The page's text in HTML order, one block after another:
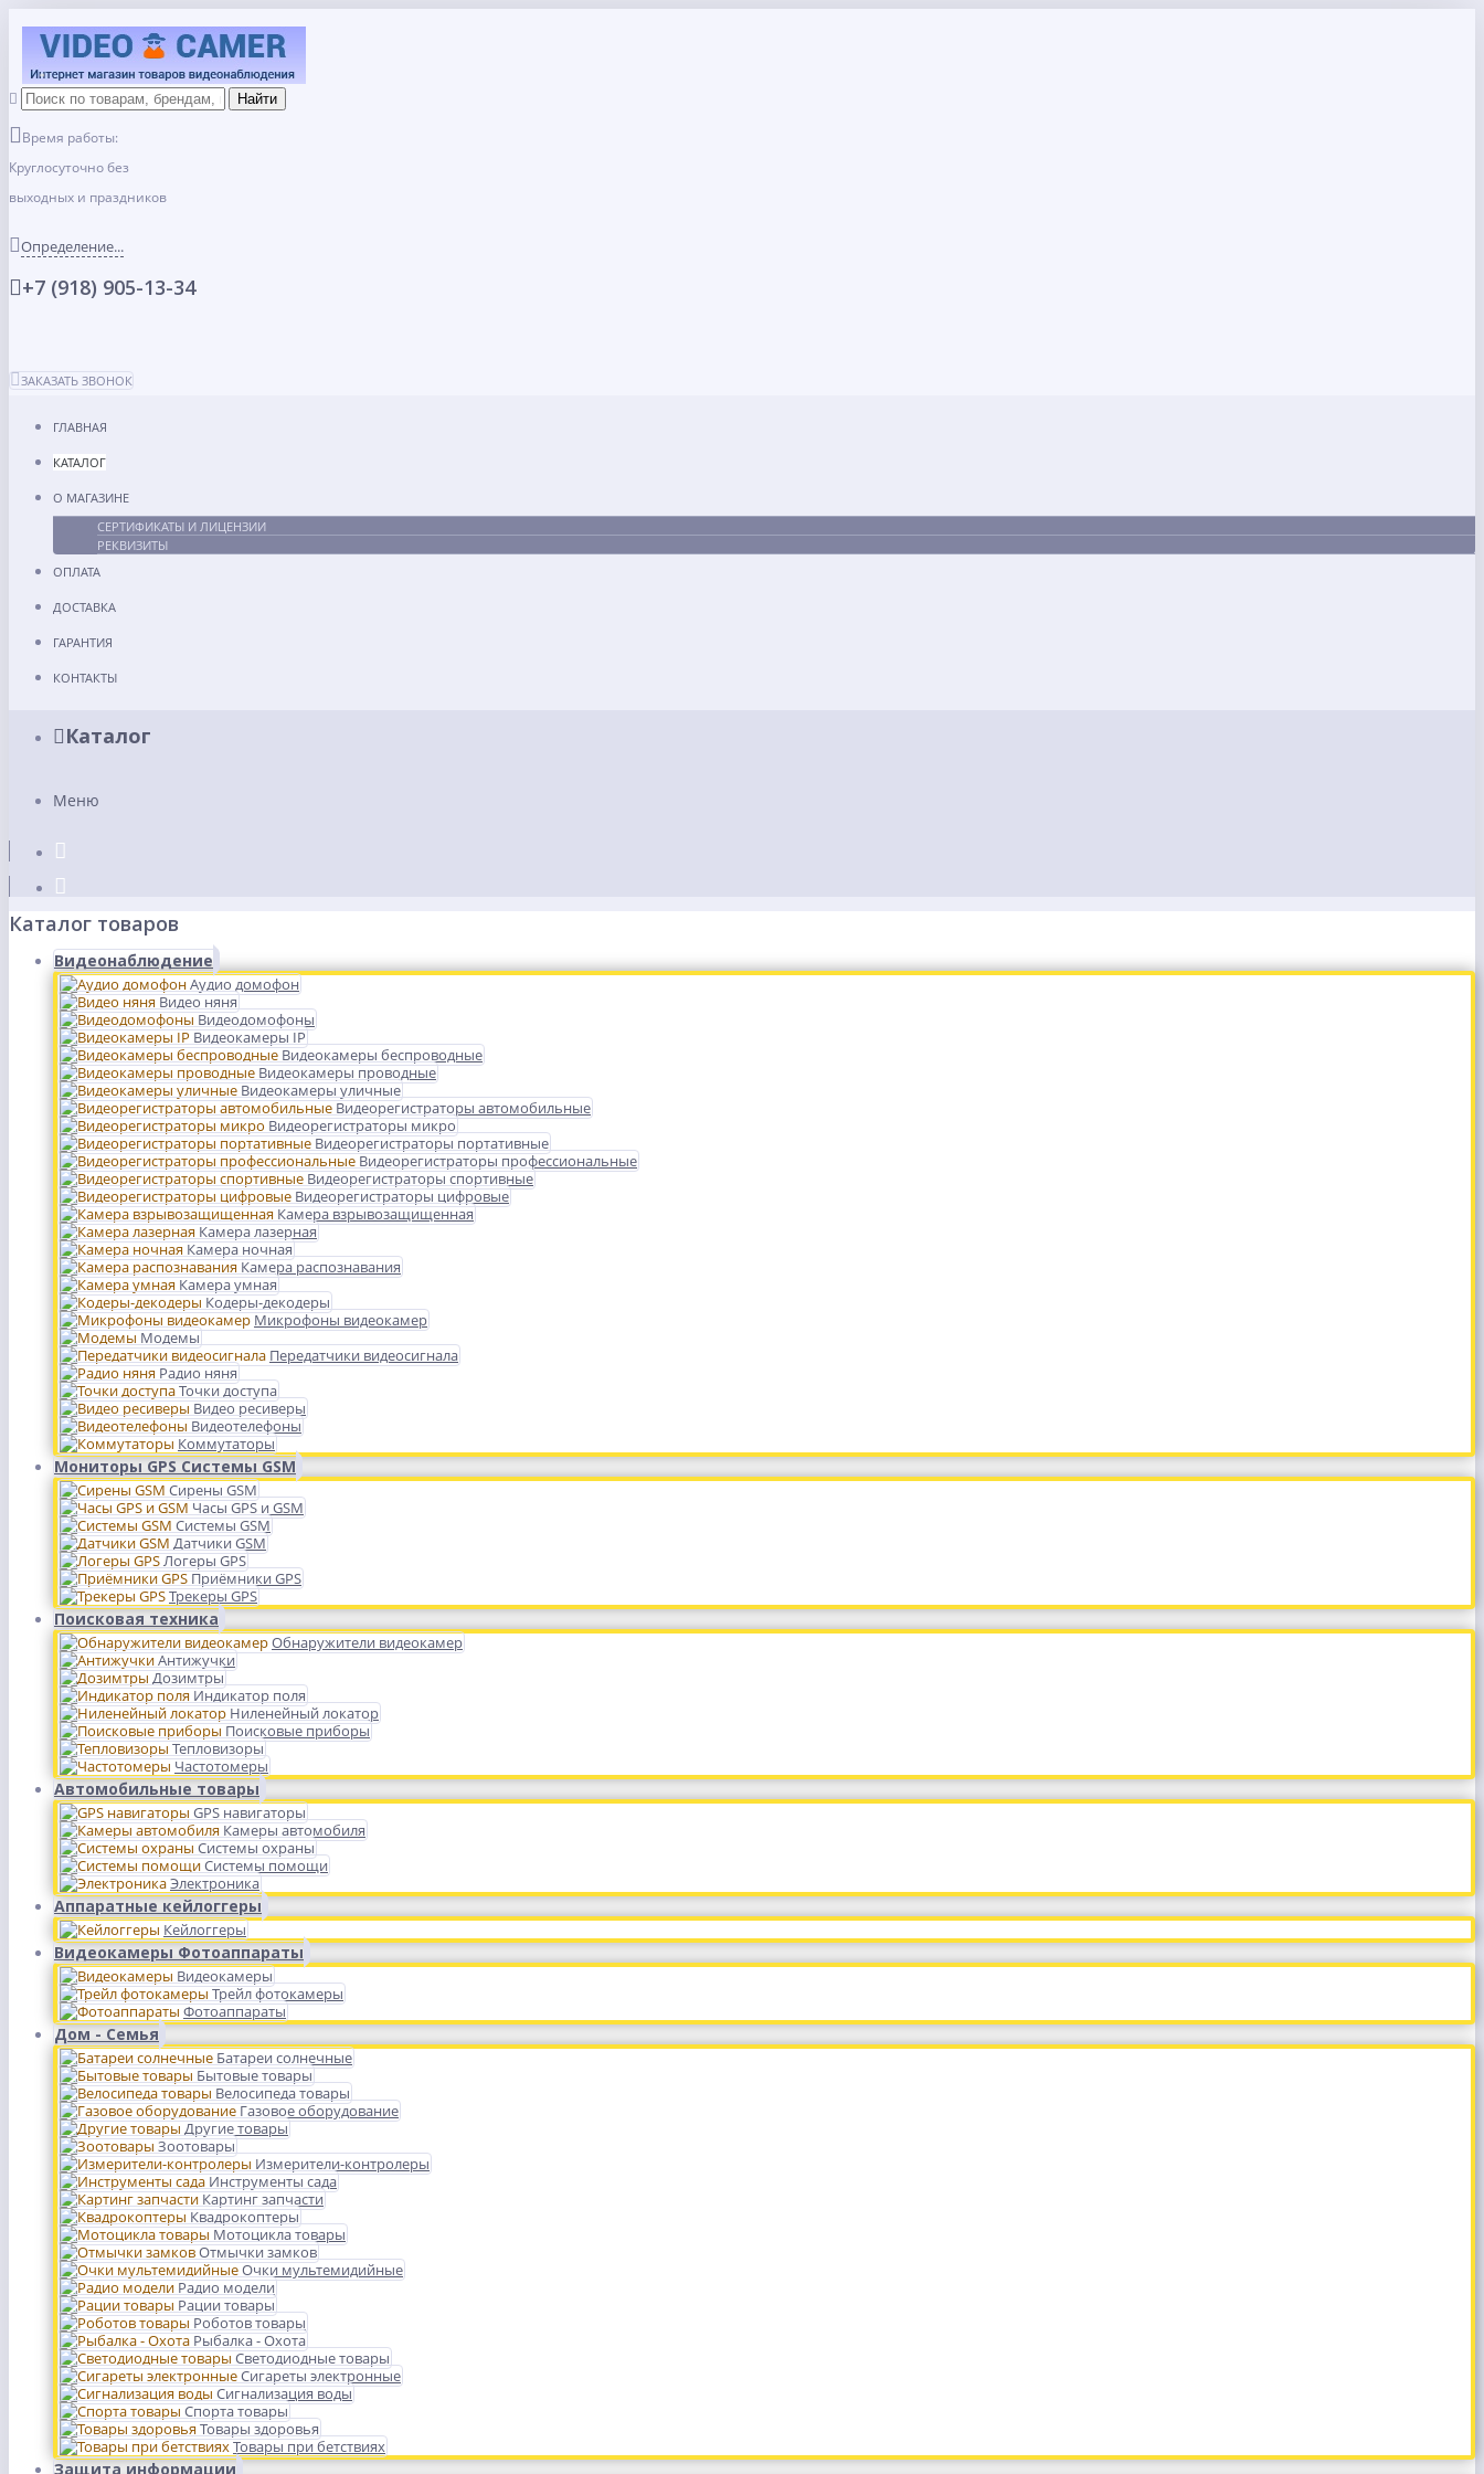
Время работы:
Круглосуточно без
выходных и праздников
Определение...
+7 (918) 905-13-34
ЗАКАЗАТЬ ЗВОНОК
ГЛАВНАЯ
КАТАЛОГ
О МАГАЗИНЕ
СЕРТИФИКАТЫ И ЛИЦЕНЗИИ
РЕКВИЗИТЫ
ОПЛАТА
ДОСТАВКА
ГАРАНТИЯ
КОНТАКТЫ
Каталог
Меню
Каталог товаров
Видеонаблюдение
Аудио домофон
Видео няня
Видеодомофоны
Видеокамеры IP
Видеокамеры беспроводные
Видеокамеры проводные
Видеокамеры уличные
Видеорегистраторы автомобильные
Видеорегистраторы микро
Видеорегистраторы портативные
Видеорегистраторы профессиональные
Видеорегистраторы спортивные
Видеорегистраторы цифровые
Камера взрывозащищенная
Камера лазерная
Камера ночная
Камера распознавания
Камера умная
Кодеры-декодеры
Микрофоны видеокамер
Модемы
Передатчики видеосигнала
Радио няня
Точки доступа
Видео ресиверы
Видеотелефоны
Коммутаторы
Мониторы GPS Системы GSM
Сирены GSM
Часы GPS и GSM
Системы GSM
Датчики GSM
Логеры GPS
Приёмники GPS
Трекеры GPS
Поисковая техника
Обнаружители видеокамер
Антижучки
Дозимтры
Индикатор поля
Ниленейный локатор
Поисковые приборы
Тепловизоры
Частотомеры
Автомобильные товары
GPS навигаторы
Камеры автомобиля
Системы охраны
Системы помощи
Электроника
Аппаратные кейлоггеры
Кейлоггеры
Видеокамеры Фотоаппараты
Видеокамеры
Трейл фотокамеры
Фотоаппараты
Дом - Семья
Батареи солнечные
Бытовые товары
Велосипеда товары
Газовое оборудование
Другие товары
Зоотовары
Измерители-контролеры
Инструменты сада
Картинг запчасти
Квадрокоптеры
Мотоцикла товары
Отмычки замков
Очки мультемидийные
Радио модели
Рации товары
Роботов товары
Рыбалка - Охота
Светодиодные товары
Сигареты электронные
Сигнализация воды
Спорта товары
Товары здоровья
Товары при бетствиях
Защита информации